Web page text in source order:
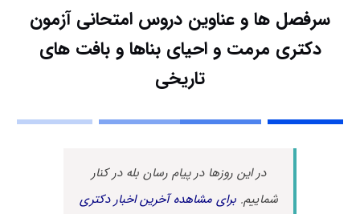
سرفصل ها و عناوین دروس امتحانی آزمون
دکتری مرمت و احیای بناها و بافت های
تاریخی
در این روزها در پیام رسان بله در کنار
شماییم.برای مشاهده آخرین اخبار دکتری